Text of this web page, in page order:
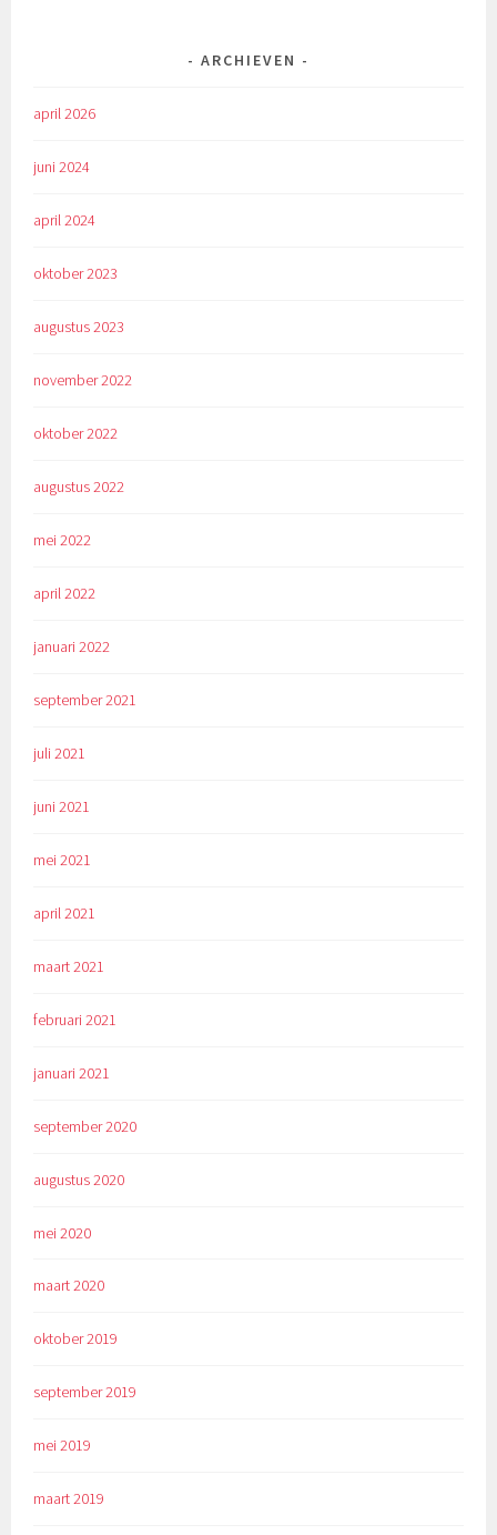
ARCHIEVEN
april 2026
juni 2024
april 2024
oktober 2023
augustus 2023
november 2022
oktober 2022
augustus 2022
mei 2022
april 2022
januari 2022
september 2021
juli 2021
juni 2021
mei 2021
april 2021
maart 2021
februari 2021
januari 2021
september 2020
augustus 2020
mei 2020
maart 2020
oktober 2019
september 2019
mei 2019
maart 2019